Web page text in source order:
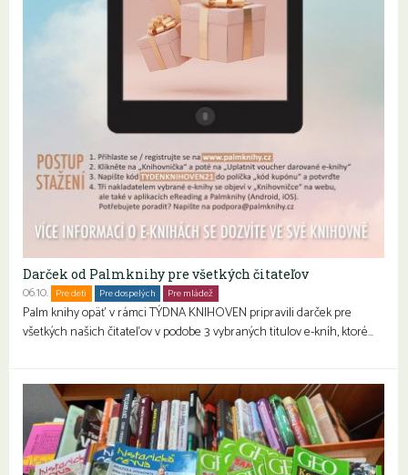
Darček od Palmknihy pre všetkých čitateľov
06.10. Pre deti Pre dospelých Pre mládež
Palm knihy opäť v rámci TÝDNA KNIHOVEN pripravili darček pre
všetkých našich čitateľov v podobe 3 vybraných titulov e-kníh, ktoré…